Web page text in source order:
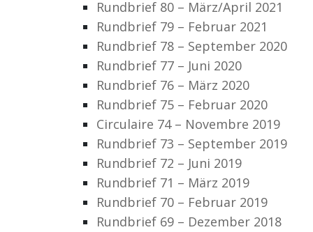
Rundbrief 80 – März/April 2021
Rundbrief 79 – Februar 2021
Rundbrief 78 – September 2020
Rundbrief 77 – Juni 2020
Rundbrief 76 – März 2020
Rundbrief 75 – Februar 2020
Circulaire 74 – Novembre 2019
Rundbrief 73 – September 2019
Rundbrief 72 – Juni 2019
Rundbrief 71 – März 2019
Rundbrief 70 – Februar 2019
Rundbrief 69 – Dezember 2018